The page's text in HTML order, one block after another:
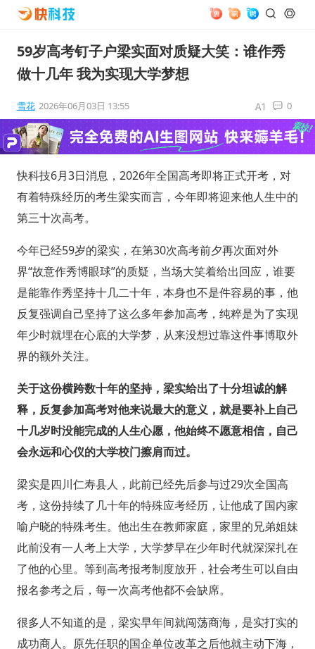
59岁高考钉子户梁实面对质疑大笑：谁作秀
做十几年 我为实现大学梦想
雪花 2026年06月03日 13:55 0
快科技6月3日消息，2026年全国高考即将正式开考，对
有着特殊经历的考生梁实而言，今年即将迎来他人生中的
第三十次高考。
今年已经59岁的梁实，在第30次高考前夕再次面对外
界“故意作秀博眼球”的质疑，当场大笑着给出回应，谁要
是能靠作秀坚持十几二十年，本身也不是件容易的事，他
反复强调自己坚持了这么多年参加高考，纯粹是为了实现
年少时就埋在心底的大学梦，从来没想过靠这件事博取外
界的额外关注。
关于这份横跨数十年的坚持，梁实给出了十分坦诚的解
释，反复参加高考对他来说最大的意义，就是要补上自己
十几岁时没能完成的人生心愿，他始终不愿意相信，自己
会永远和心仪的大学校门擦肩而过。
梁实是四川仁寿县人，此前已经先后参与过29次全国高
考，这份持续了几十年的特殊应考经历，让他成了国内家
喻户晓的特殊考生。他出生在教师家庭，家里的兄弟姐妹
此前没有一人考上大学，大学梦早在少年时代就深深扎在
了他的心里。等到高考报考制度放开，社会考生可以自由
报名参考之后，每一次高考他都不会缺席。
很多人不知道的是，梁实早年间就闯荡商海，是实打实的
成功商人。原先任职的国企单位改革之后他就主动下海，